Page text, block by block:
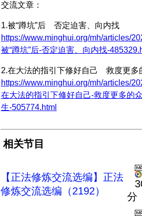
交流文章：
1.被“蹲坑”后 否定迫害、向内找
https://www.minghui.org/mh/articles/
被“蹲坑”后-否定迫害、向内找-
2.在大法的指引下修好自己 救度更多
https://www.minghui.org/mh/articles/
在大法的指引下修好自己-救度更多的
生-505774.html
相关节目
【正法修炼交流选编】正法
修炼交流选编（2192）
分